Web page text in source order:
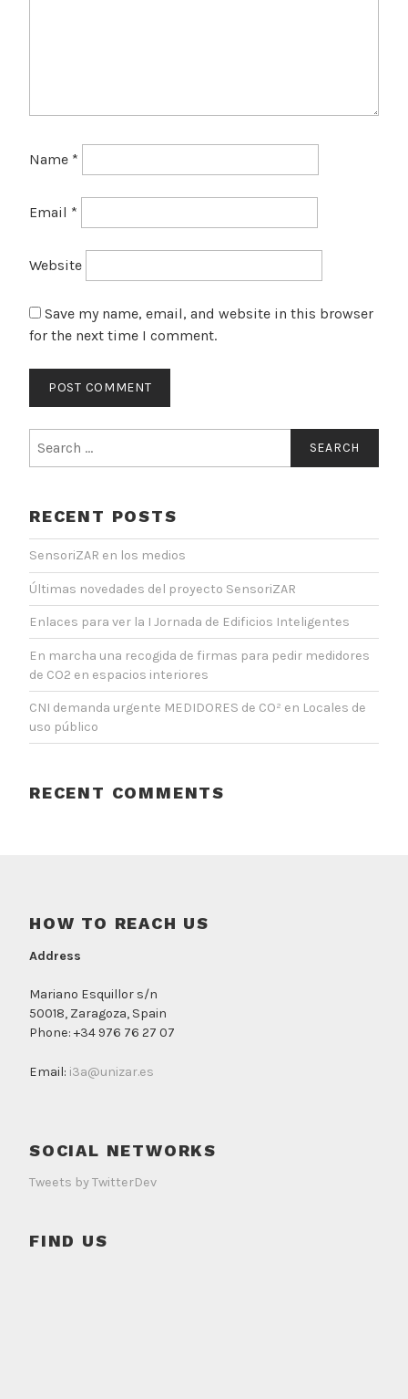
Name *
Email *
Website
Save my name, email, and website in this browser
for the next time I comment.
for:
RECENT POSTS
SensoriZAR en los medios
Últimas novedades del proyecto SensoriZAR
Enlaces para ver la I Jornada de Edificios Inteligentes
En marcha una recogida de firmas para pedir medidores
de CO2 en espacios interiores
CNI demanda urgente MEDIDORES de CO² en Locales de
uso público
RECENT COMMENTS
HOW TO REACH US
Address
Mariano Esquillor s/n
50018, Zaragoza, Spain
Phone: +34 976 76 27 07
Email: i3a@unizar.es
SOCIAL NETWORKS
Tweets by TwitterDev
FIND US